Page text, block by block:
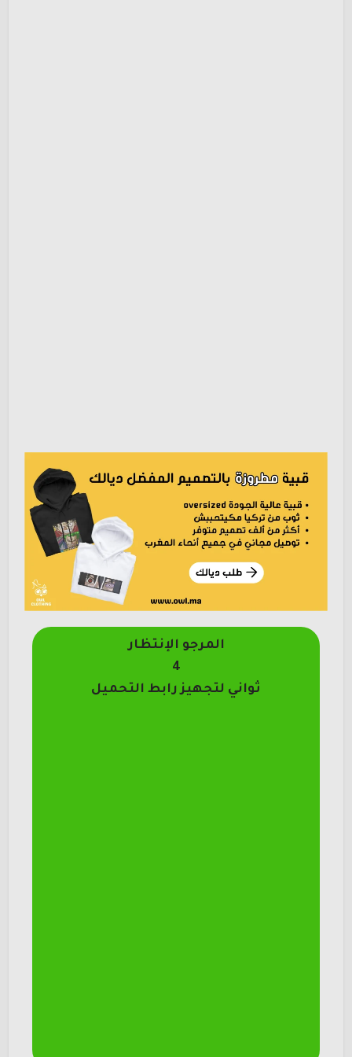
المرجو الإنتظار
4
ثواني لتجهيز رابط التحميل